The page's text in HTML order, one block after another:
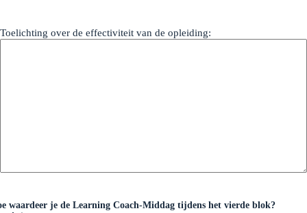
Toelichting over de effectiviteit van de opleiding:
waardeer je de Learning Coach-Middag tijdens het vierde blok?